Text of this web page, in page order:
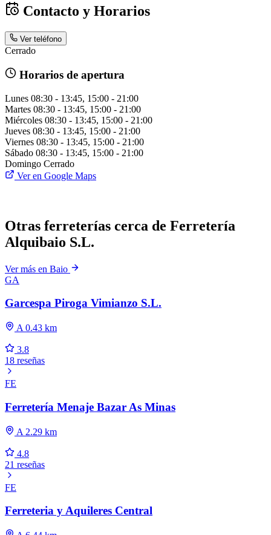
Contacto y Horarios
Ver teléfono
Cerrado
Horarios de apertura
Lunes 08:30 - 13:45, 15:00 - 21:00
Martes 08:30 - 13:45, 15:00 - 21:00
Miércoles 08:30 - 13:45, 15:00 - 21:00
Jueves 08:30 - 13:45, 15:00 - 21:00
Viernes 08:30 - 13:45, 15:00 - 21:00
Sábado 08:30 - 13:45, 15:00 - 21:00
Domingo Cerrado
Ver en Google Maps
Otras ferreterías cerca de Ferretería
Alquibaio S.L.
Ver más en Baio
GA
Garcespa Piroga Vimianzo S.L.
A 0.43 km
3.8
18 reseñas
FE
Ferretería Menaje Bazar As Minas
A 2.29 km
4.8
21 reseñas
FE
Ferreteria y Aquileres Central